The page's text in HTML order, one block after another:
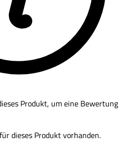
Produkt, um eine Bewertung
dieses Produkt vorhanden.